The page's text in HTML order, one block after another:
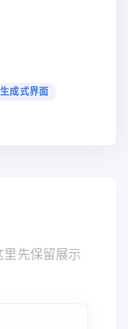
成式界面
先保留展示